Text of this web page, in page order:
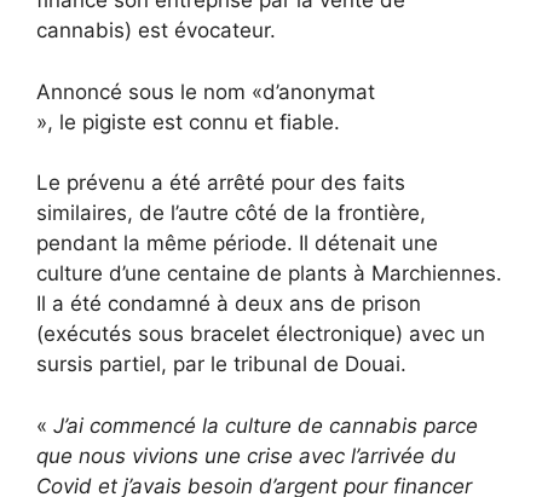
cannabis) est évocateur.
Annoncé sous le nom «d’anonymat
», le pigiste est connu et fiable.
Le prévenu a été arrêté pour des faits
similaires, de l’autre côté de la frontière,
pendant la même période. Il détenait une
culture d’une centaine de plants à Marchiennes.
Il a été condamné à deux ans de prison
(exécutés sous bracelet électronique) avec un
sursis partiel, par le tribunal de Douai.
« J’ai commencé la culture de cannabis parce
que nous vivions une crise avec l’arrivée du
Covid et j’avais besoin d’argent pour financer